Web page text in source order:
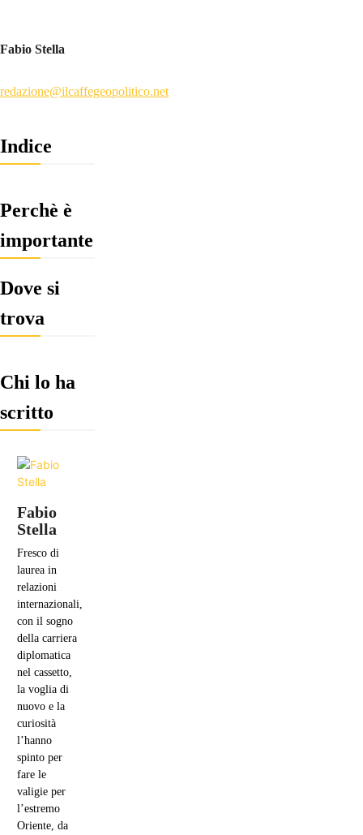
Fabio Stella
redazione@ilcaffegeopolitico.net
Indice
Perchè è
importante
Dove si
trova
Chi lo ha
scritto
Fabio
Stella
Fresco di
laurea in
relazioni
internazionali,
con il sogno
della carriera
diplomatica
nel cassetto,
la voglia di
nuovo e la
curiosità
l’hanno
spinto per
fare le
valigie per
l’estremo
Oriente, da